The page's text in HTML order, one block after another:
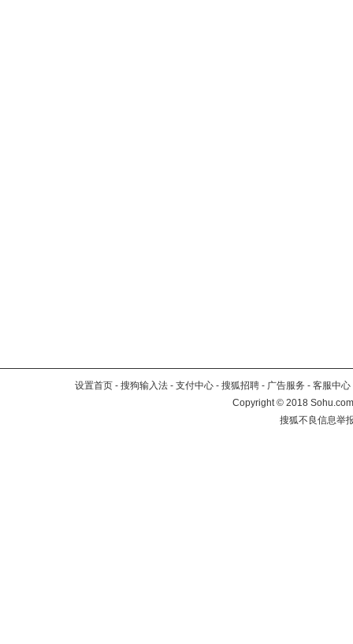
设置首页 - 搜狗输入法 - 支付中心 - 搜狐招聘 - 广告服务 - 客服中心
Copyright©2018
搜狐不良信息举